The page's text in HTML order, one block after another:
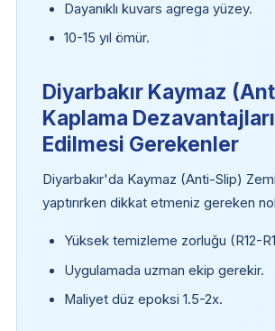
Dayanıklı kuvars agrega yüzey.
10-15 yıl ömür.
Diyarbakır Kaymaz
Kaplama
Edilmesi Gerekenler
Diyarbakır'da Kaymaz (Anti-Slip)
yaptırırken dikkat etmeniz gereken
Yüksek temizleme zorluğu (R12-
Uygulamada uzman ekip gerekir.
Maliyet düz epoksi 1.5-2x.